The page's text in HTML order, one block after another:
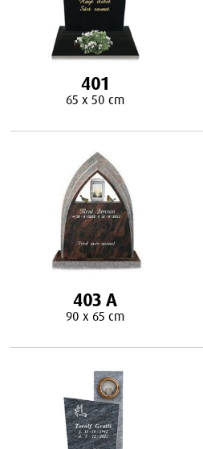
401
65 x 50 cm
403 A
90 x 65 cm